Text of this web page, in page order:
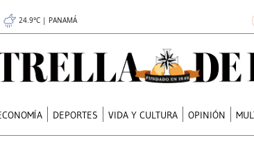
24.9°C | PANAMÁ
DEPORTES VIDA Y CULTURA OPINIÓN